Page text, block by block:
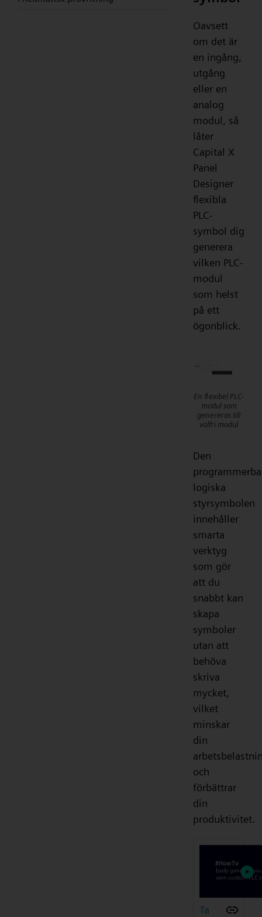
Oavsett
om det är
en ingång,
utgång
eller en
analog
modul, så
låter
Capital X
Panel
Designer
flexibla
PLC-
symbol dig
generera
vilken PLC-
modul
som helst
på ett
ögonblick.
En flexibel PLC-
modul som
genereras till
valfri modul
Den
logiska
styrsymbolen
innehåller
smarta
verktyg
som gör
att du
snabbt kan
skapa
symboler
utan att
behöva
skriva
mycket,
vilket
minskar
din
och
förbättrar
din
produktivitet.
Ta